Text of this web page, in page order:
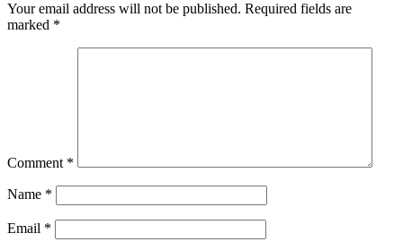
Your email address will not be published. Required fields are
marked *
Comment *
Name *
Email *